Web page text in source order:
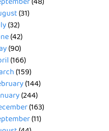
(31)
(32)
(42)
(90)
(166)
(159)
(144)
(244)
(163)
(11)